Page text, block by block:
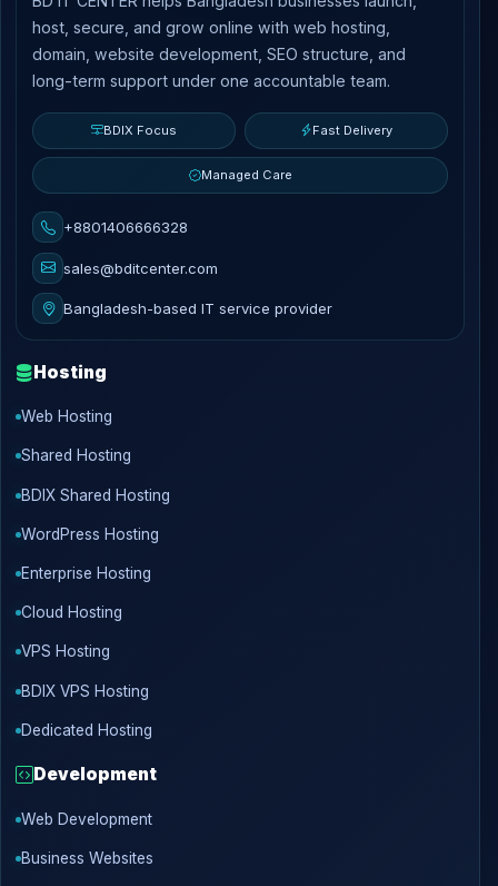
host, secure, and grow online with web hosting,
domain, website development, SEO structure, and
long-term support under one accountable team.
BDIX Focus Fast Delivery
Managed Care
+8801406666328
sales@bditcenter.com
Bangladesh-based IT service provider
Hosting
Web Hosting
Shared Hosting
BDIX Shared Hosting
WordPress Hosting
Enterprise Hosting
Cloud Hosting
VPS Hosting
BDIX VPS Hosting
Dedicated Hosting
Development
Web Development
Business Websites